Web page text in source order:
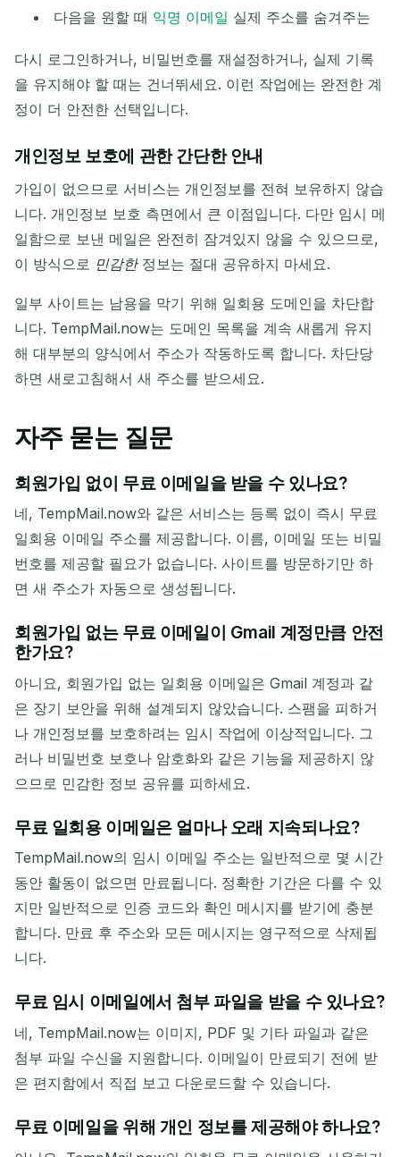
다음을 원할 때 익명 이메일 실제 주소를 숨겨주는
다시 로그인하거나, 비밀번호를 재설정하거나, 실제 기록
을 유지해야 할 때는 건너뛰세요. 이런 작업에는 완전한 계
정이 더 안전한 선택입니다.
개인정보 보호에 관한 간단한 안내
가입이 없으므로 서비스는 개인정보를 전혀 보유하지 않습
니다. 개인정보 보호 측면에서 큰 이점입니다. 다만 임시 메
일함으로 보낸 메일은 완전히 잠겨있지 않을 수 있으므로,
이 방식으로 민감한정보는 절대 공유하지 마세요.
일부 사이트는 남용을 막기 위해 일회용 도메인을 차단합
니다. TempMail.now는 도메인 목록을 계속 새롭게 유지
해 대부분의 양식에서 주소가 작동하도록 합니다. 차단당
하면 새로고침해서 새 주소를 받으세요.
자주 묻는 질문
회원가입 없이 무료 이메일을 받을 수 있나요?
네, TempMail.now와 같은 서비스는 등록 없이 즉시 무료
일회용 이메일 주소를 제공합니다. 이름, 이메일 또는 비밀
번호를 제공할 필요가 없습니다. 사이트를 방문하기만 하
면 새 주소가 자동으로 생성됩니다.
회원가입 없는 무료 이메일이 Gmail 계정만큼 안전
한가요?
아니요, 회원가입 없는 일회용 이메일은 Gmail 계정과 같
은 장기 보안을 위해 설계되지 않았습니다. 스팸을 피하거
나 개인정보를 보호하려는 임시 작업에 이상적입니다. 그
러나 비밀번호 보호나 암호화와 같은 기능을 제공하지 않
으므로 민감한 정보 공유를 피하세요.
무료 일회용 이메일은 얼마나 오래 지속되나요?
TempMail.now의 임시 이메일 주소는 일반적으로 몇 시간
동안 활동이 없으면 만료됩니다. 정확한 기간은 다를 수 있
지만 일반적으로 인증 코드와 확인 메시지를 받기에 충분
합니다. 만료 후 주소와 모든 메시지는 영구적으로 삭제됩
니다.
무료 임시 이메일에서 첨부 파일을 받을 수 있나요?
네, TempMail.now는 이미지, PDF 및 기타 파일과 같은
첨부 파일 수신을 지원합니다. 이메일이 만료되기 전에 받
은 편지함에서 직접 보고 다운로드할 수 있습니다.
무료 이메일을 위해 개인 정보를 제공해야 하나요?